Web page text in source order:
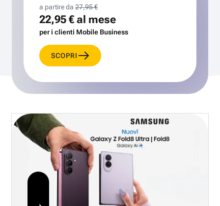
a partire da 27,95 €
22,95 €al mese
per i clienti Mobile Business
SCOPRI